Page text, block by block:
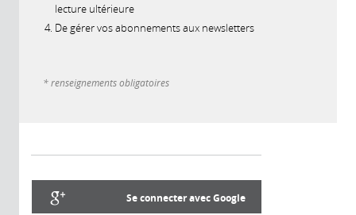
lecture ultérieure
De gérer vos abonnements aux newsletters
* renseignements obligatoires
Se connecter avec Google